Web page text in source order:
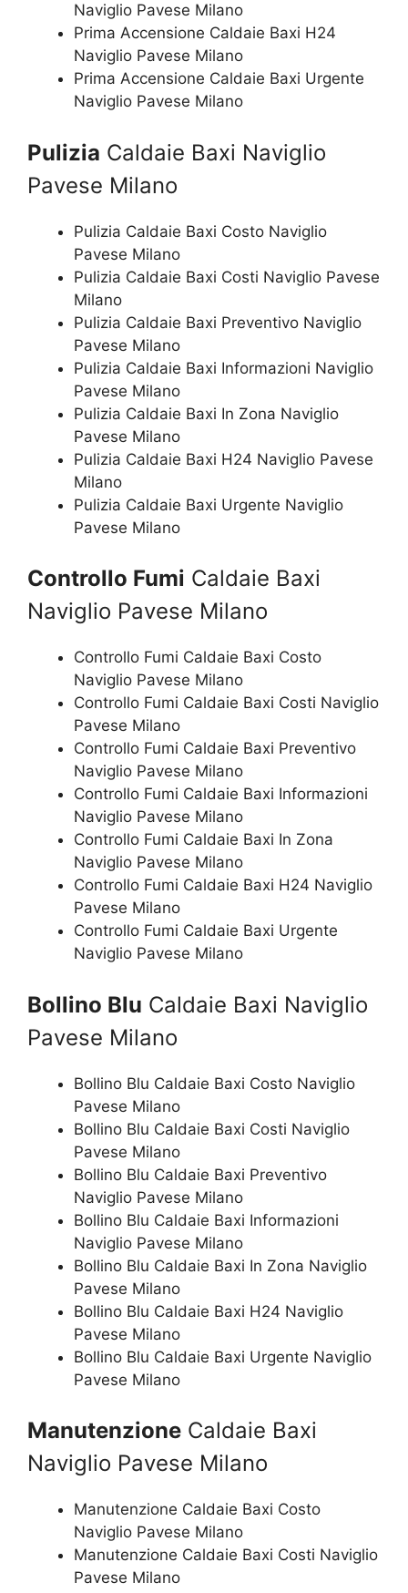
Naviglio Pavese Milano
Prima Accensione Caldaie Baxi H24
Naviglio Pavese Milano
Prima Accensione Caldaie Baxi Urgente
Naviglio Pavese Milano
Pulizia Caldaie Baxi Naviglio
Pavese Milano
Pulizia Caldaie Baxi Costo Naviglio
Pavese Milano
Pulizia Caldaie Baxi Costi Naviglio Pavese
Milano
Pulizia Caldaie Baxi Preventivo Naviglio
Pavese Milano
Pulizia Caldaie Baxi Informazioni Naviglio
Pavese Milano
Pulizia Caldaie Baxi In Zona Naviglio
Pavese Milano
Pulizia Caldaie Baxi H24 Naviglio Pavese
Milano
Pulizia Caldaie Baxi Urgente Naviglio
Pavese Milano
Controllo Fumi Caldaie Baxi
Naviglio Pavese Milano
Controllo Fumi Caldaie Baxi Costo
Naviglio Pavese Milano
Controllo Fumi Caldaie Baxi Costi Naviglio
Pavese Milano
Controllo Fumi Caldaie Baxi Preventivo
Naviglio Pavese Milano
Controllo Fumi Caldaie Baxi Informazioni
Naviglio Pavese Milano
Controllo Fumi Caldaie Baxi In Zona
Naviglio Pavese Milano
Controllo Fumi Caldaie Baxi H24 Naviglio
Pavese Milano
Controllo Fumi Caldaie Baxi Urgente
Naviglio Pavese Milano
Bollino Blu Caldaie Baxi Naviglio
Pavese Milano
Bollino Blu Caldaie Baxi Costo Naviglio
Pavese Milano
Bollino Blu Caldaie Baxi Costi Naviglio
Pavese Milano
Bollino Blu Caldaie Baxi Preventivo
Naviglio Pavese Milano
Bollino Blu Caldaie Baxi Informazioni
Naviglio Pavese Milano
Bollino Blu Caldaie Baxi In Zona Naviglio
Pavese Milano
Bollino Blu Caldaie Baxi H24 Naviglio
Pavese Milano
Bollino Blu Caldaie Baxi Urgente Naviglio
Pavese Milano
Manutenzione Caldaie Baxi
Naviglio Pavese Milano
Manutenzione Caldaie Baxi Costo
Naviglio Pavese Milano
Manutenzione Caldaie Baxi Costi Naviglio
Pavese Milano